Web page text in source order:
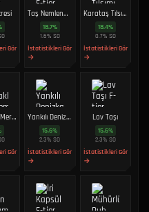
Gör
Taş Nemlendirici
18.7%
1.6% SO
İstatistikleri Gör
→
Karataş Tılsımı
18.4%
0.7% SO
İstatistikleri Gör
→
Yapraklı Merhem
Gör
Yankılı Denizkabuğu
15.6%
2.3%SO
İstatistikleri Gör
→
Lav Taşı
15.6%
2.3% SO
İstatistikleri Gör
→